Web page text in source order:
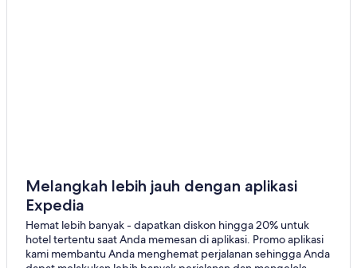
Melangkah lebih jauh dengan aplikasi
Expedia
Hemat lebih banyak - dapatkan diskon hingga 20% untuk
hotel tertentu saat Anda memesan di aplikasi. Promo aplikasi
kami membantu Anda menghemat perjalanan sehingga Anda